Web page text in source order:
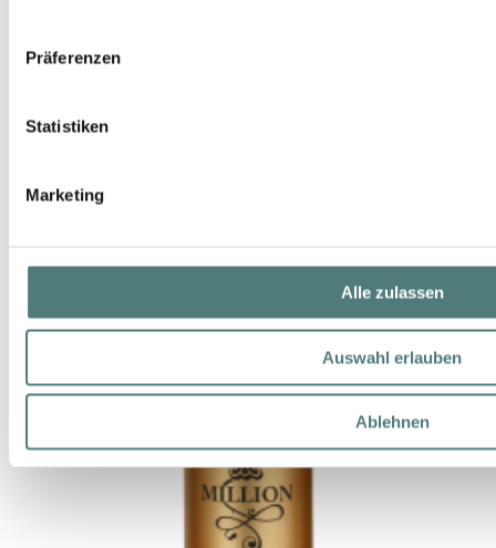
Präferenzen
Statistiken
Marketing
Alle zulassen
Auswahl erlauben
Ablehnen
RABANNE
103,00 €